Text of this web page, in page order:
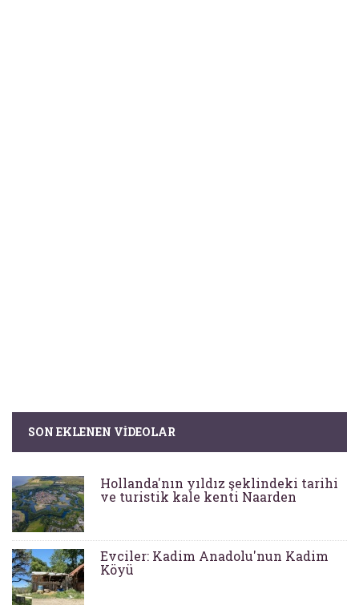
SON EKLENEN VIDEOLAR
Hollanda'nın yıldız şeklindeki tarihi
ve turistik kale kenti Naarden
Evciler: Kadim Anadolu'nun Kadim
Köyü